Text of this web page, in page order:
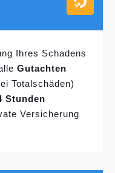
Ihres Schadens
Gutachten
Totalschäden)
Stunden
Versicherung